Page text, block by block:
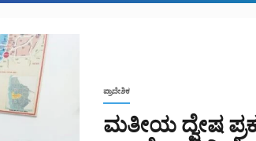
ಪ್ರಾದೇಶಿಕ
ಮತೀಯ ದ್ವೇಷ